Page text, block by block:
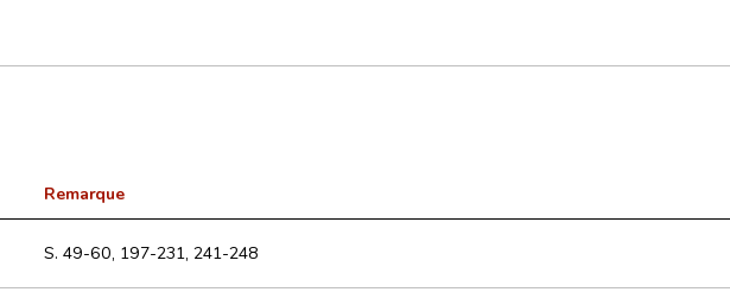
Remarque
S. 49-60, 197-231, 241-248